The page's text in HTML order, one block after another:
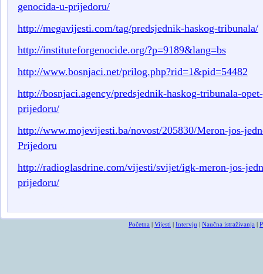
genocida-u-prijedoru/
http://megavijesti.com/tag/predsjednik-haskog-tribunala/
http://instituteforgenocide.org/?p=9189&lang=bs
http://www.bosnjaci.net/prilog.php?rid=1&pid=54482
http://bosnjaci.agency/predsjednik-haskog-tribunala-
prijedoru/
http://www.mojevijesti.ba/novost/205830/Meron-jos-
Prijedoru
http://radioglasdrine.com/vijesti/svijet/igk-meron-jos-
prijedoru/
Početna Vijesti Intervju Naučna istraživanja